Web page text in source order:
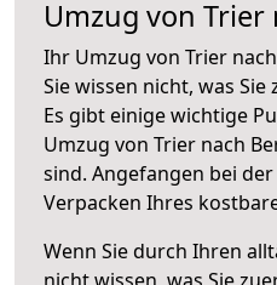
Umzug von Trier
Ihr Umzug von Trier
Sie wissen nicht, was
Es gibt einige wichtige
Umzug von Trier nach
sind. Angefangen bei
Verpacken Ihres
Wenn Sie durch Ihren